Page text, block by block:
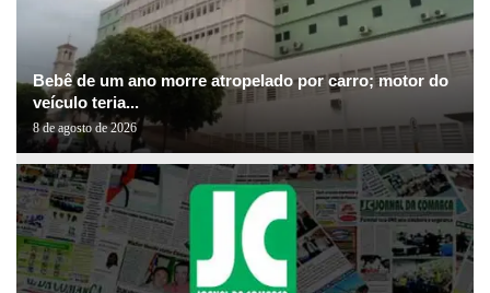
Bebê de um ano morre atropelado por carro; motor do
veículo teria...
8 de agosto de 2026